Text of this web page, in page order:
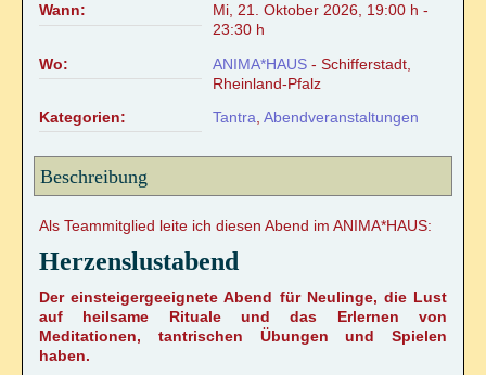
REIKI/WELLNESS
Reiki-Anwendung
Reiki-Wohlfühlmassage
Ohrkerzen-Ritual
Mobiler Service
TERMINKALENDER
Wann:
Mi, 21. Oktober 2026, 19:00 h -
23:30 h
Wo:
ANIMA*HAUS - Schifferstadt,
Rheinland-Pfalz
Kategorien:
Tantra Abendveranstaltungen
Beschreibung
Als Teammitglied leite ich diesen Abend im ANIMA*HAUS:
Herzenslustabend
Der einsteigergeeignete Abend für Neulinge, die Lust
auf heilsame Rituale und das Erlernen von
Meditationen, tantrischen Übungen und Spielen
haben.